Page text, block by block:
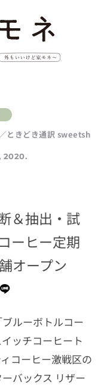
ときどき通訳 sweetsh
2020.
＆抽出・試
ーヒー定期
オープン
ルーボトルコー
ッチコーヒート
コーヒー激戦区の
バックス リザー